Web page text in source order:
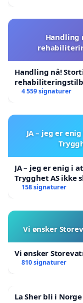
Handling
Handling nå!
4 559 signaturer
JA – jeg er
JA – jeg er enig i
Trygghet AS ikke
158 signaturer
Vi ønsker
Vi ønsker
810 signaturer
La Sher bli i